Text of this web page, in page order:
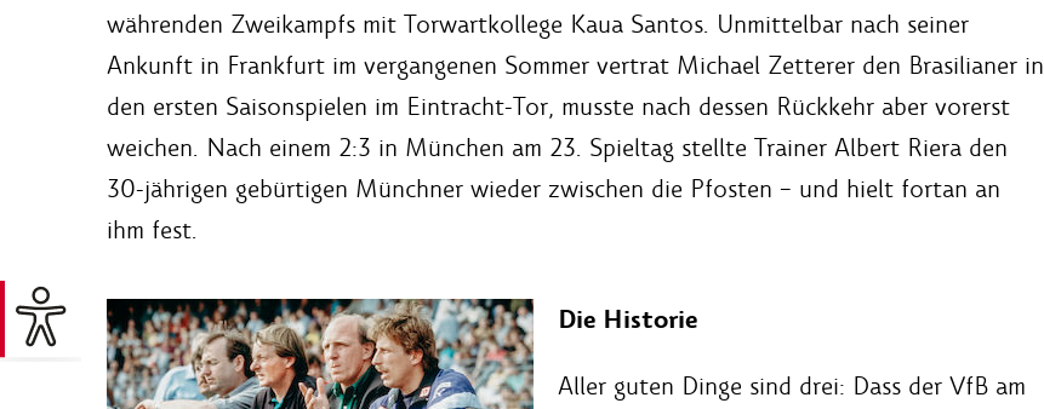
währenden Zweikampfs mit Torwartkollege Kaua Santos. Unmittelbar nach seiner
Ankunft in Frankfurt im vergangenen Sommer vertrat Michael Zetterer den Brasilianer in
den ersten Saisonspielen im Eintracht-Tor, musste nach dessen Rückkehr aber vorerst
weichen. Nach einem 2:3 in München am 23. Spieltag stellte Trainer Albert Riera den
30-jährigen gebürtigen Münchner wieder zwischen die Pfosten – und hielt fortan an
ihm fest.
Die Historie
Aller guten Dinge sind drei: Dass der VfB am